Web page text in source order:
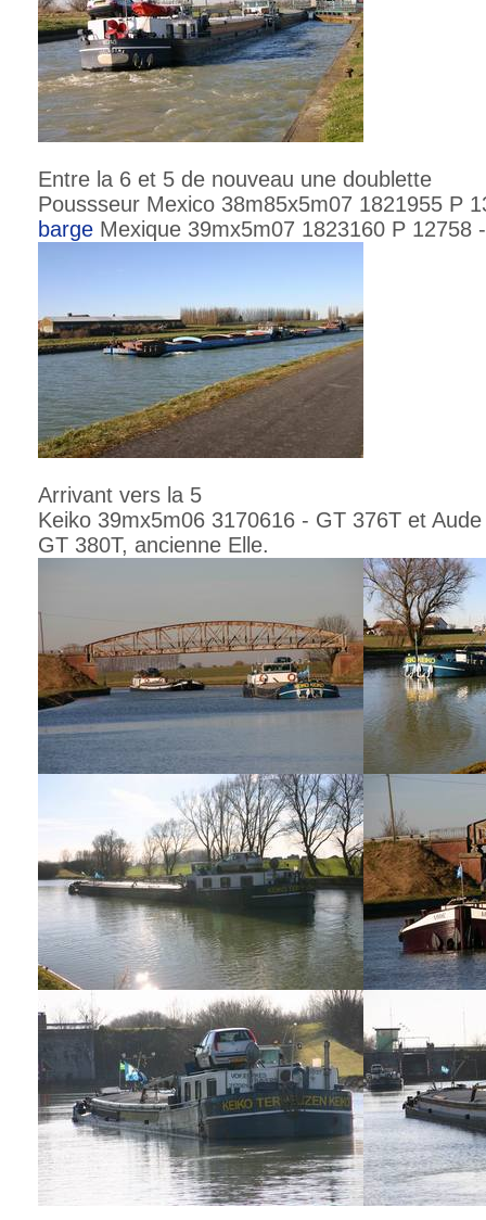
Entre la 6 et 5 de nouveau une doublette
Poussseur Mexico 38m85x5m07 1821955 P
barge Mexique 39mx5m07 1823160 P 12758
Arrivant vers la 5
Keiko 39mx5m06 3170616 - GT 376T et
GT 380T, ancienne Elle.